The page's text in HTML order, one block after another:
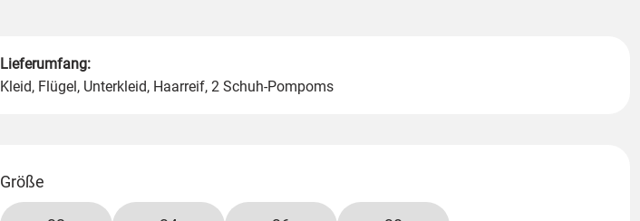
Lieferumfang:
Kleid, Flügel, Unterkleid, Haarreif, 2 Schuh-Pompoms
Größe